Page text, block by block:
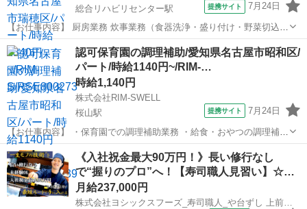
総合リハビリセンター駅
提携サイト 7月24日
【お仕事内容】 厨房業務 炊事業務（食器洗浄・盛り付け・野菜切込
み・調理・配膳・下膳および清掃など） 本求人は人材紹介会社【株式
会社RIM-SWELL】が掲載している非公開の職業紹介求人です。 ご応
募いただきましたら、担当...
愛知 名古屋市 総合リハビリセンター駅 その他
認可保育園の調理補助/愛知県名古屋市昭和区/
パート/時給1140円~/RIM-…
時給1,140円
株式会社RIM-SWELL
桜山駅
提携サイト 7月24日
【お仕事内容】 ・保育園での調理補助業務 ・給食・おやつの調理補助
・盛付、片付け、衛生管理 ・園児70名の食事提供サポート ・家庭的で
温かい雰囲気の保育園での厨房業務 本求人は人材紹介会社【株式会社
RIM-SWE...
愛知 名古屋市 桜山駅 その他
《入社祝金最大90万円！》長い修行なし
で“握りのプロ”へ！【寿司職人見習い】☆…
月給237,000円
株式会社ヨシックスフーズ_寿司職人_や台ずし 上前津町(正社員)